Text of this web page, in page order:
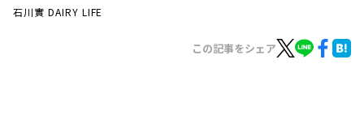
石川實 DAIRY LIFE
この記事をシェア